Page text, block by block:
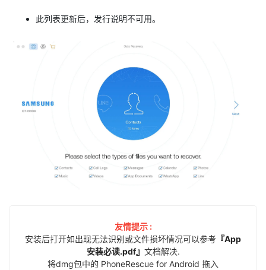
此列表更新后，发行说明不可用。
友情提示 :
安装后打开如出现无法识别或文件损坏情况可以参考 『App
安装必读.pdf』 文档解决.
将dmg包中的 PhoneRescue for Android 拖入